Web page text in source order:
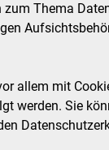
Thema
allem mit
werden. Sie